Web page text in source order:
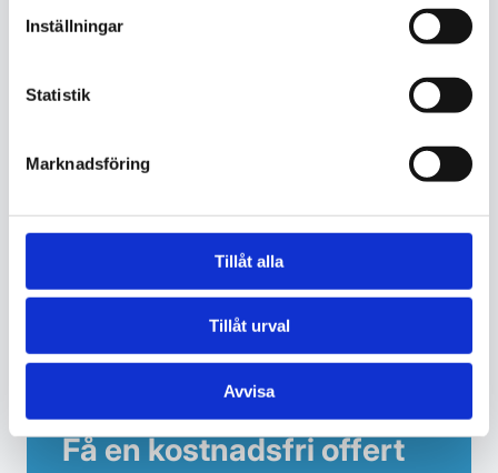
Inställningar
Statistik
Marknadsföring
Tillåt alla
Tillåt urval
Avvisa
Vi återkommer inom 24 timmar.
3
Få en kostnadsfri offert